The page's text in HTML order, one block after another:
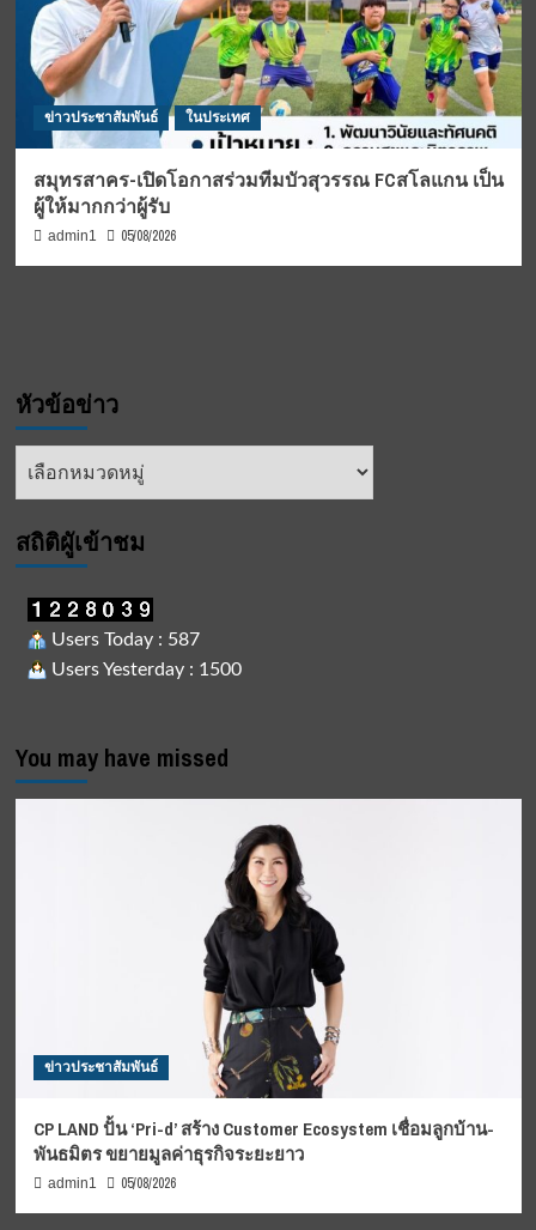
ข่าวประชาสัมพันธ์ ในประเทศ
สมุทรสาคร-เปิดโอกาสร่วมทีมบัวสุวรรณ FCสโลแกน เป็น
ผู้ให้มากกว่าผู้รับ
admin1 05/08/2026
หัวข้อข่าว
หัวข้อ
สถิติผูัเข้าชม
Users Today : 587
Users Yesterday : 1500
You may have missed
ข่าวประชาสัมพันธ์
CP LAND ปั้น ‘Pri-d’ สร้าง Customer Ecosystem เชื่อมลูกบ้าน-
พันธมิตร ขยายมูลค่าธุรกิจระยะยาว
admin1 05/08/2026